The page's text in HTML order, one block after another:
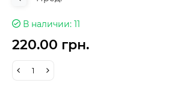
В наличии 11
220.00 грн.